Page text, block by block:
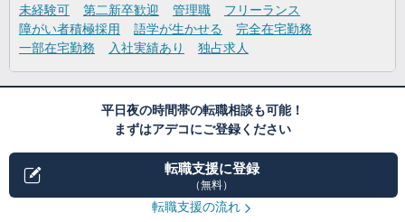
未経験可
第二新卒歓迎 管理職
フリーランス
障がい者積極採用
語学が生かせる
完全在宅勤務
一部在宅勤務
入社実績あり 独占求人
平日夜の時間帯の転職相談も可能！
まずはアデコにご登録ください
転職支援に登録
（無料）
転職支援の流れ